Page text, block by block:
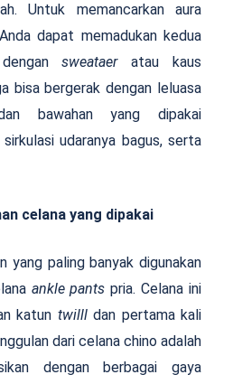
Untuk memancarkan aura
dapat memadukan kedua
sweataeratau kaus
bisa bergerak dengan leluasa
bawahan yang dipakai
udaranya bagus, serta
celana yang dipakai
yang paling banyak digunakan
ankle pantspria. Celana ini
katun twillldan pertama kali
dari celana chino adalah
dengan berbagai gaya